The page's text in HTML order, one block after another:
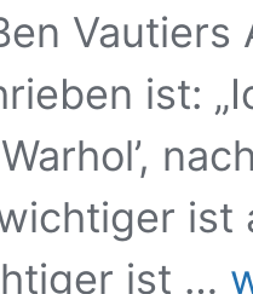
ist:
ist
ist …